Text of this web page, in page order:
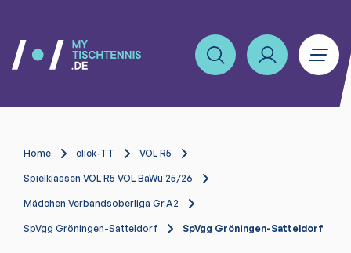
Home click-TT VOL R5
Spielklassen VOL R5 VOL BaWü 25/26
Mädchen Verbandsoberliga Gr.A2
SpVgg Gröningen-Satteldorf SpVgg Gröningen-Satteldorf